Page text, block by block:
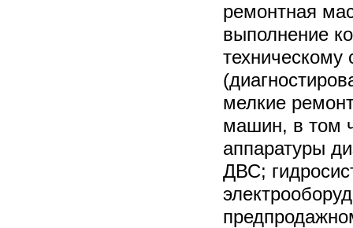
ремонтная
выполнение
мелкие
машин, в том
аппаратуры
ДВС;